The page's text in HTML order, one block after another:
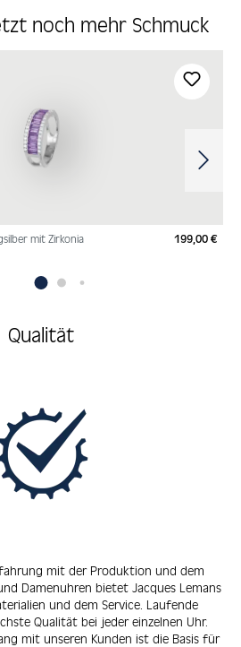
noch mehr Schmuck
mit Zirkonia 199,00 €
Qualität
mit der Produktion und dem
Damenuhren bietet Jacques Lemans
und dem Service. Laufende
Qualität bei jeder einzelnen Uhr.
mit unseren Kunden ist die Basis für